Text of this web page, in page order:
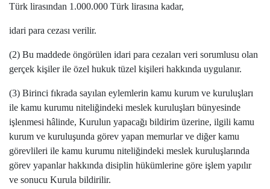
Türk lirasından 1.000.000 Türk lirasına kadar,
idari para cezası verilir.
(2) Bu maddede öngörülen idari para cezaları veri sorumlusu olan
gerçek kişiler ile özel hukuk tüzel kişileri hakkında uygulanır.
(3) Birinci fıkrada sayılan eylemlerin kamu kurum ve kuruluşları
ile kamu kurumu niteliğindeki meslek kuruluşları bünyesinde
işlenmesi hâlinde, Kurulun yapacağı bildirim üzerine, ilgili kamu
kurum ve kuruluşunda görev yapan memurlar ve diğer kamu
görevlileri ile kamu kurumu niteliğindeki meslek kuruluşlarında
görev yapanlar hakkında disiplin hükümlerine göre işlem yapılır
ve sonucu Kurula bildirilir.